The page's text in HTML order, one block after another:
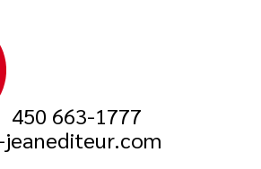
450 663-1777
jeanediteur.com